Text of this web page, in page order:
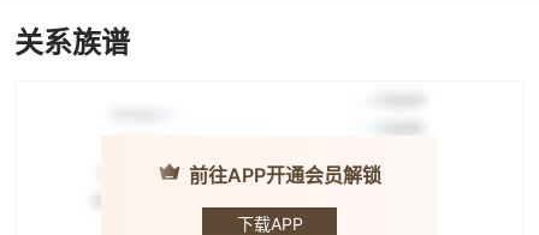
关系族谱
前往APP开通会员解锁
下载APP